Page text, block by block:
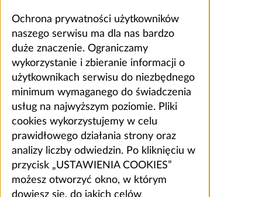
Ochrona prywatności użytkowników
naszego serwisu ma dla nas bardzo
duże znaczenie. Ograniczamy
wykorzystanie i zbieranie informacji o
użytkownikach serwisu do niezbędnego
minimum wymaganego do świadczenia
usług na najwyższym poziomie. Pliki
cookies wykorzystujemy w celu
prawidłowego działania strony oraz
analizy liczby odwiedzin. Po kliknięciu w
przycisk „USTAWIENIA COOKIES”
możesz otworzyć okno, w którym
dowiesz się, do jakich celów